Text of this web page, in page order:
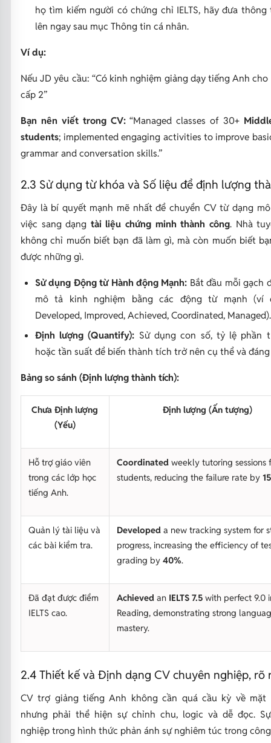
họ tìm kiếm người có chứng chỉ IELTS, hãy đưa thông
lên ngay sau mục Thông tin cá nhân.
Ví dụ:
Nếu JD yêu cầu: “Có kinh nghiệm giảng dạy tiếng Anh
cấp 2”
Bạn nên viết trong CV: “Managed classes of 30+
students; implemented engaging activities to improve
grammar and conversation skills.”
2.3 Sử dụng từ khóa và Số liệu để định lượng
Đây là bí quyết mạnh mẽ nhất để chuyển CV từ dạng
việc sang dạng tài liệu chứng minh thành công. Nhà
không chỉ muốn biết bạn đã làm gì, mà còn muốn biết
được những gì.
Sử dụng Động từ Hành động Mạnh: Bắt đầu mỗi gạch
mô tả kinh nghiệm bằng các động từ mạnh
Developed, Improved, Achieved, Coordinated, Managed).
Định lượng (Quantify): Sử dụng con số, tỷ lệ phần
hoặc tần suất để biến thành tích trở nên cụ thể và
Bảng so sánh (Định lượng thành tích):
Chưa Định lượng
(Yếu)
Định lượng (Ấn tượng)
Hỗ trợ giáo viên
trong các lớp học
tiếng Anh.
Coordinatedweekly tutoring sessions
students, reducing the failure rate by
Quản lý tài liệu và
các bài kiểm tra.
Developeda new tracking system for
progress, increasing the efficiency of
grading by 40%.
Đã đạt được điểm
IELTS cao.
Achievedan IELTS 7.5with perfect 9.0
Reading, demonstrating strong
mastery.
2.4 Thiết kế và Định dạng CV chuyên nghiệp, rõ
CV trợ giảng tiếng Anh không cần quá cầu kỳ về mặt
nhưng phải thể hiện sự chỉnh chu, logic và dễ đọc.
nghiệp trong hình thức phản ánh sự nghiêm túc trong